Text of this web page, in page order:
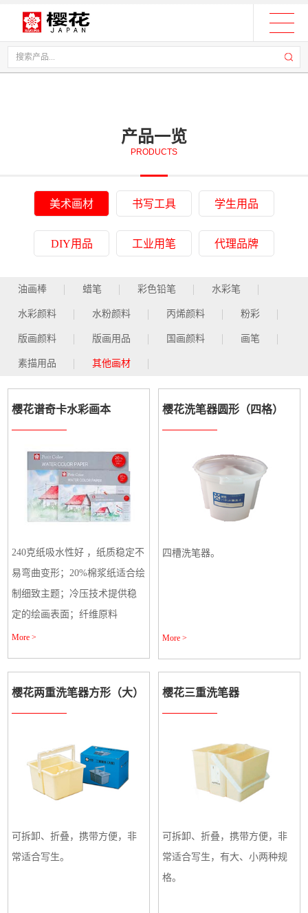
产品一览
PRODUCTS
美术画材 书写工具 学生用品
DIY用品 工业用笔 代理品牌
油画棒 蜡笔 彩色铅笔 水彩笔
水彩颜料 水粉颜料 丙烯颜料 粉彩
版画颜料 版画用品 国画颜料 画笔
素描用品 其他画材
樱花谱奇卡水彩画本
240克纸吸水性好 ，纸质稳定不
易弯曲变形；20%棉浆纸适合绘
制细致主题；冷压技术提供稳
定的绘画表面；纤维原料
More >
樱花洗笔器圆形（四格）
四槽洗笔器。
More >
樱花两重洗笔器方形（大）
可拆卸、折叠，携带方便，非
常适合写生。
樱花三重洗笔器
可拆卸、折叠，携带方便，非
常适合写生，有大、小两种规
格。